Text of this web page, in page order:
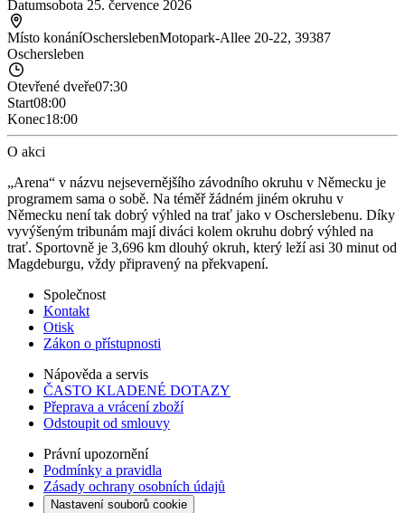
Datumsobota 25. července 2026
Místo konáníOscherslebenMotopark-Allee 20-22, 39387
Oschersleben
Otevřené dveře07:30
Start08:00
Konec18:00
O akci
„Arena“ v názvu nejsevernějšího závodního okruhu v Německu je
programem sama o sobě. Na téměř žádném jiném okruhu v
Německu není tak dobrý výhled na trať jako v Oscherslebenu. Díky
vyvýšeným tribunám mají diváci kolem okruhu dobrý výhled na
trať. Sportovně je 3,696 km dlouhý okruh, který leží asi 30 minut od
Magdeburgu, vždy připravený na překvapení.
Společnost
Kontakt
Otisk
Zákon o přístupnosti
Nápověda a servis
ČASTO KLADENÉ DOTAZY
Přeprava a vrácení zboží
Odstoupit od smlouvy
Právní upozornění
Podmínky a pravidla
Zásady ochrany osobních údajů
Nastavení souborů cookie